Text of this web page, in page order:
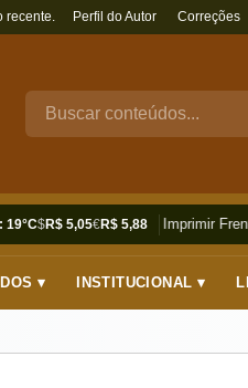
recente. Perfil do Autor Correções
19°C$R$ 5,05€R$ 5,88
Como Imprimir
▾ INSTITUCIONAL ▾